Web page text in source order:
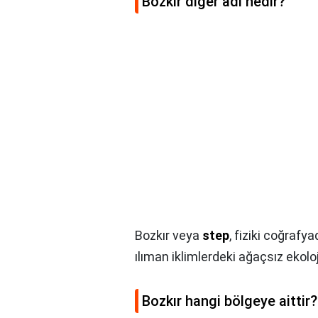
Bozkır veya step, fiziki
ılıman iklimlerdeki ağaçsız
Bozkır hangi bölgeye aittir?